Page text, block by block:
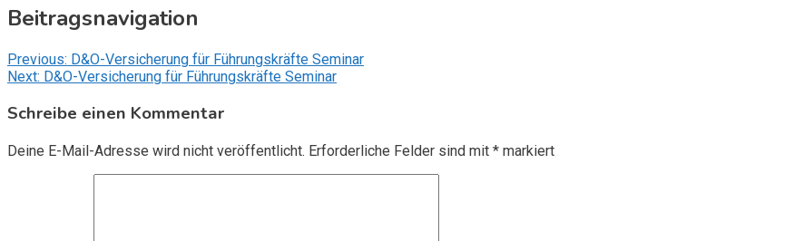
Beitragsnavigation
Previous: D&O-Versicherung für Führungskräfte Seminar
Next: D&O-Versicherung für Führungskräfte Seminar
Schreibe einen Kommentar
Deine E-Mail-Adresse wird nicht veröffentlicht. Erforderliche Felder sind mit * markiert